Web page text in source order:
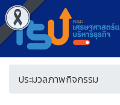
ประมวลภาพกิจกรรม